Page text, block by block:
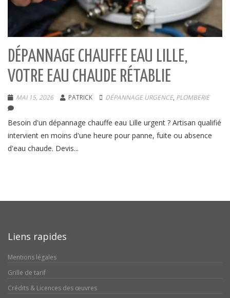
DÉPANNAGE CHAUFFE EAU LILLE,
VOTRE EAU CHAUDE RÉTABLIE
MAI 15, 2026 PATRICK DÉPANNAGE URGENCE, PLOMBERIE
Besoin d'un dépannage chauffe eau Lille urgent ? Artisan qualifié
intervient en moins d'une heure pour panne, fuite ou absence
d'eau chaude. Devis...
Liens rapides
Mentions légales
Grille de tarif
Crédits & Licences des œuvres